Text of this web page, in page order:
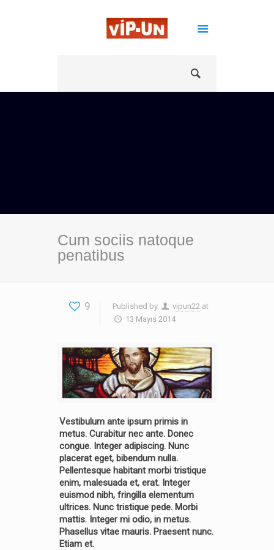
Cum sociis natoque
penatibus
9 Published by vipun22 at
13 Mayıs 2014
Vestibulum ante ipsum primis in
metus. Curabitur nec ante. Donec
congue. Integer adipiscing. Nunc
placerat eget, bibendum nulla.
Pellentesque habitant morbi tristique
enim, malesuada et, erat. Integer
euismod nibh, fringilla elementum
ultrices. Nunc tristique pede. Morbi
mattis. Integer mi odio, in metus.
Phasellus vitae mauris. Praesent nunc.
Etiam et.